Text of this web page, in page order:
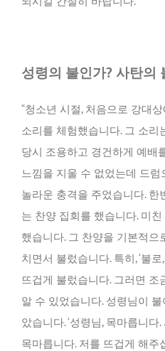
성령의 불인가? 사탄의
“청소년 시절, 처음으로 강대
소리를 체험했습니다. 그 소리
당시 조용하고 경건하게 예배
느낌을 지울 수 없었는데 드
놀라운 충격을 주었습니다. 한
는 찬양 집회를 했습니다. 미
했습니다. 그 찬양을 기본적으
치면서 불렀습니다. 특히, ‘불
뜨겁게 불렀습니다. 그러면
알 수 있었습니다. 성령님이
았습니다. ‘성령님, 목마릅니
목마릅니다. 저를 뜨겁게 해주